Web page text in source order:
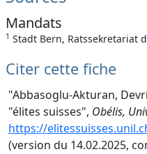
Mandats
1 Stadt Bern, Ratssekretariat
Citer cette fiche
"Abbasoglu-Akturan,
"élites suisses", Obélis,
https://
(version du 14.02.2025,